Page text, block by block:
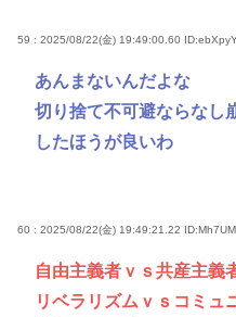
59 : 2025/08/22(金) 19:49:00.60
あんまないんだよな
切り捨て不可避ならなし
したほうが良いわ
60 : 2025/08/22(金) 19:49:21.22
自由主義者ｖｓ共産主義
リベラリズムｖｓコミュ